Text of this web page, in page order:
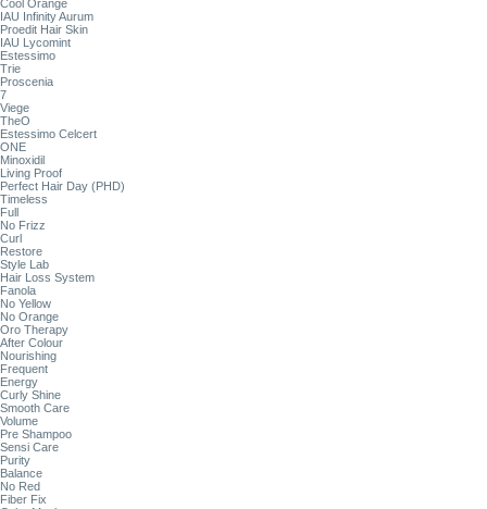
Cool Orange
IAU Infinity Aurum
Proedit Hair Skin
IAU Lycomint
Estessimo
Trie
Proscenia
7
Viege
TheO
Estessimo Celcert
ONE
Minoxidil
Living Proof
Perfect Hair Day (PHD)
Timeless
Full
No Frizz
Curl
Restore
Style Lab
Hair Loss System
Fanola
No Yellow
No Orange
Oro Therapy
After Colour
Nourishing
Frequent
Energy
Curly Shine
Smooth Care
Volume
Pre Shampoo
Sensi Care
Purity
Balance
No Red
Fiber Fix